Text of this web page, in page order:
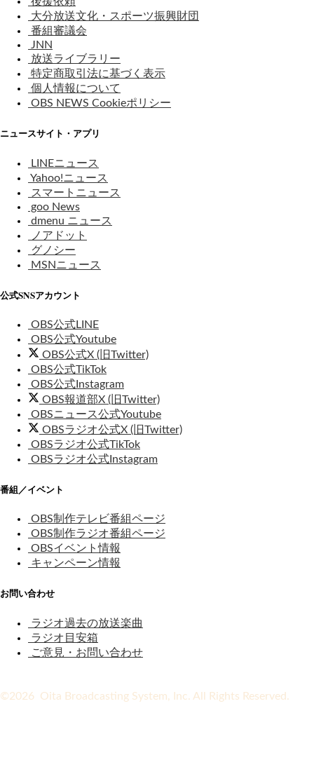
大分放送文化・スポーツ振興財団
番組審議会
JNN
放送ライブラリー
特定商取引法に基づく表示
個人情報について
OBS NEWS Cookieポリシー
ニュースサイト・アプリ
LINEニュース
Yahoo!ニュース
スマートニュース
goo News
dmenu ニュース
ノアドット
グノシー
MSNニュース
公式SNSアカウント
OBS公式LINE
OBS公式Youtube
OBS公式X (旧Twitter)
OBS公式TikTok
OBS公式Instagram
OBS報道部X (旧Twitter)
OBSニュース公式Youtube
OBSラジオ公式X (旧Twitter)
OBSラジオ公式TikTok
OBSラジオ公式Instagram
番組／イベント
OBS制作テレビ番組ページ
OBS制作ラジオ番組ページ
OBSイベント情報
キャンペーン情報
お問い合わせ
ラジオ過去の放送楽曲
ラジオ目安箱
ご意見・お問い合わせ
©2026 Oita Broadcasting System, Inc. All Rights Reserved.